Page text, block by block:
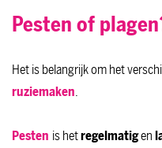
Pesten of
Het is belangrijk om het
ruziemaken.
Pesten is hetregelmatigen